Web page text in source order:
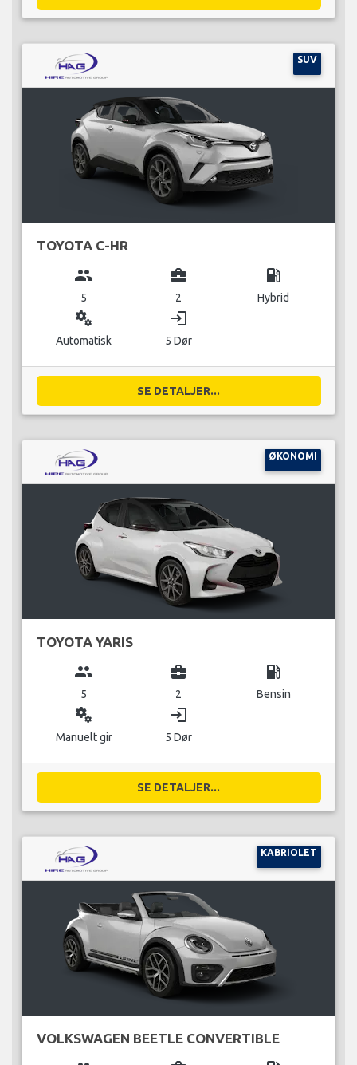
SUV
TOYOTA C-HR
group
5
business_center
2
local_gas_station
Hybrid
miscellaneous_services
Automatisk
login
5 Dør
SE DETALJER...
ØKONOMI
TOYOTA YARIS
group
5
business_center
2
local_gas_station
Bensin
miscellaneous_services
Manuelt gir
login
5 Dør
SE DETALJER...
KABRIOLET
VOLKSWAGEN BEETLE CONVERTIBLE